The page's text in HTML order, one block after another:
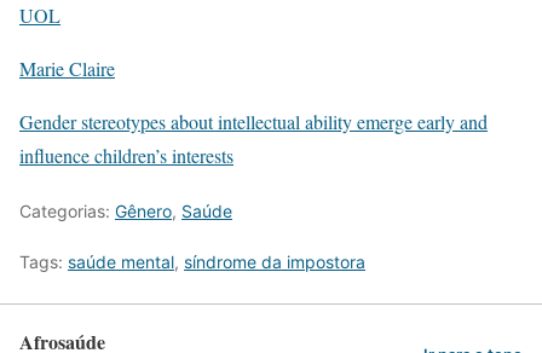
UOL
Marie Claire
Gender stereotypes about intellectual ability emerge early and
influence children’s interests
Categorias: Gênero, Saúde
Tags: saúde mental, síndrome da impostora
Afrosaúde